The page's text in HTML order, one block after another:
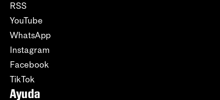
RSS
YouTube
WhatsApp
Instagram
Facebook
TikTok
Ayuda